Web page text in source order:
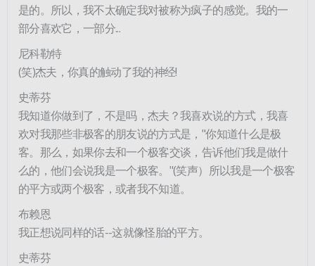
是的。所以，我不太确定我对被称为疯子的感觉。我的一
部分喜欢它，一部分...
尼科勒特
(笑)杰夫，你真的触动了我的神经!
史蒂芬
我知道你做到了，不是吗，杰夫？我喜欢说的方式，我喜
欢对我那些非极客的朋友说的方式是，"你知道什么是极
客。那么，如果你去和一个极客交谈，告诉他们我是做什
么的，他们会说我是一个极客。"(笑声）所以我是一个极客
的平方或两个极客，或者我不知道。
布赖恩
我正想说同样的话--这就像怪胎的平方。
史蒂芬